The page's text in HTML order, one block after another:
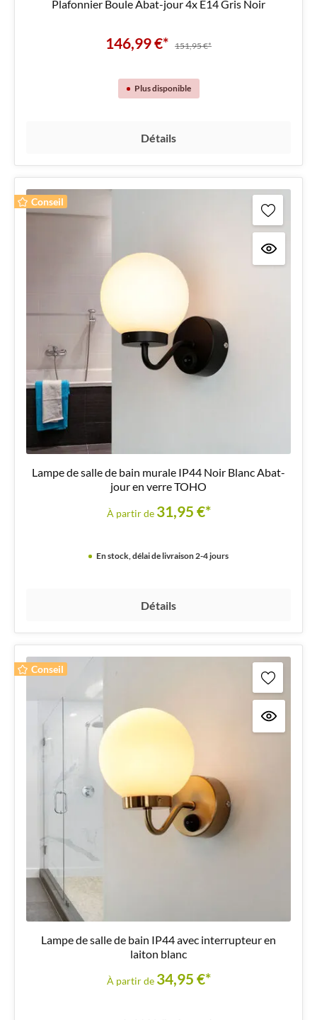
Plafonnier Boule Abat-jour 4x E14 Gris Noir
146,99 €* 151,95 €*
Plus disponible
Détails
Conseil
Lampe de salle de bain murale IP44 Noir Blanc Abat-
jour en verre TOHO
À partir de 31,95 €*
En stock, délai de livraison 2-4 jours
Détails
Conseil
Lampe de salle de bain IP44 avec interrupteur en
laiton blanc
À partir de 34,95 €*